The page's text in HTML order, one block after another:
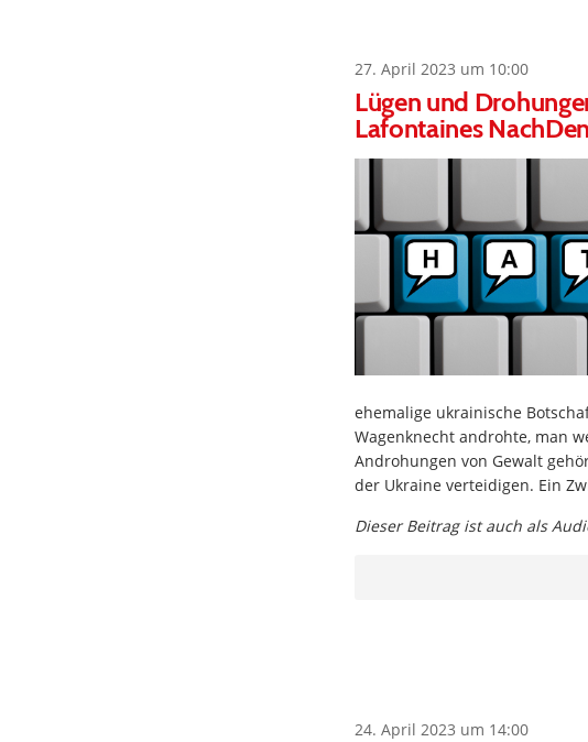
27. April 2023 um 10:00
Lügen und
Lafontaines
ehemalige ukrainische
Wagenknecht androhte, man
Androhungen von Gewalt
der Ukraine verteidigen. Ein
Dieser Beitrag ist auch als
24. April 2023 um 14:00